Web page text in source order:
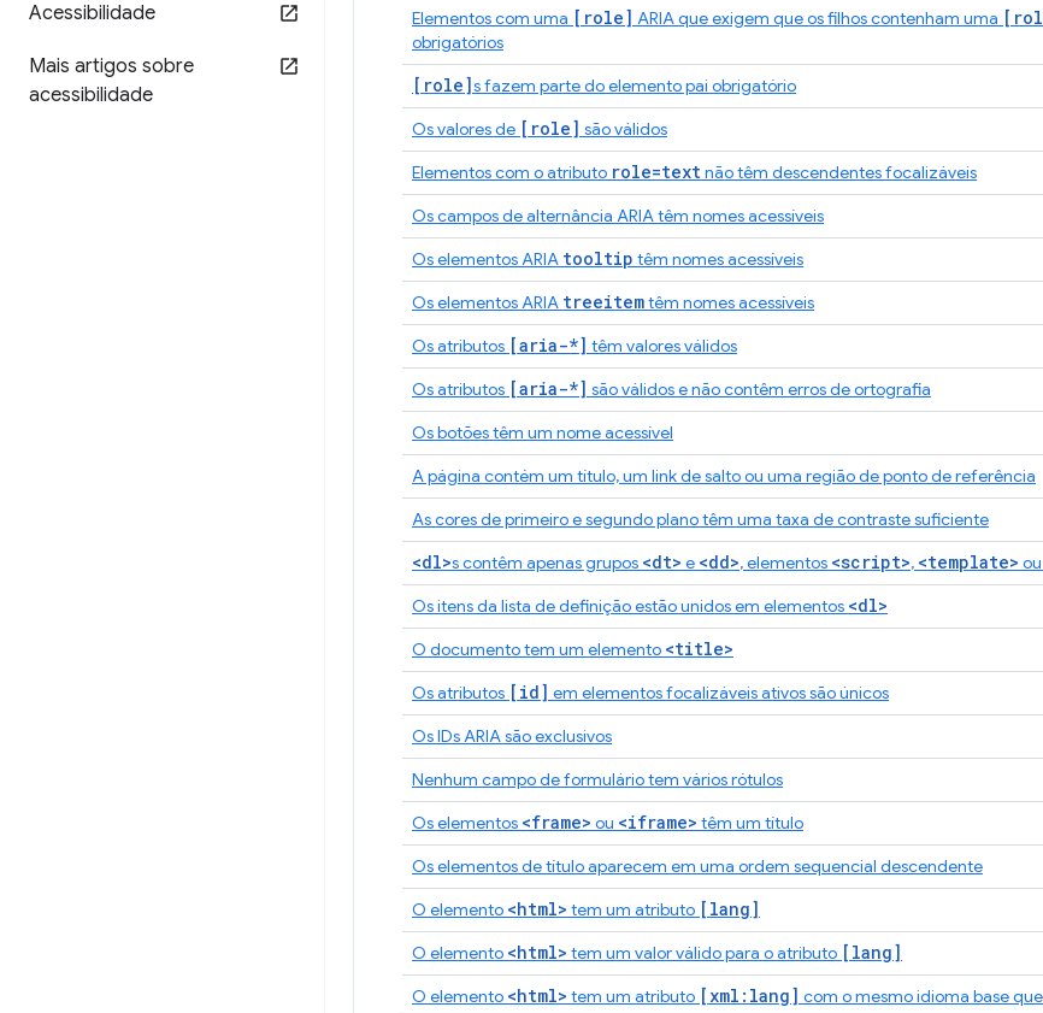
Acessibilidade
Mais artigos sobre
acessibilidade
Elementos com uma [role] ARIA que exigem que os filhos contenham uma
obrigatórios
[role]s fazem parte do elemento pai obrigatório
Os valores de [role] são válidos
Elementos com o atributo role=textnão têm descendentes focalizáveis
Os campos de alternância ARIA têm nomes acessíveis
Os elementos ARIA tooltip têm nomes acessíveis
Os elementos ARIA treeitemtêm nomes acessíveis
Os atributos [aria-*] têm valores válidos
Os atributos [aria-*] são válidos e não contêm erros de ortografia
Os botões têm um nome acessível
A página contém um título, um link de salto ou uma região de ponto de referência
As cores de primeiro e segundo plano têm uma taxa de contraste suficiente
<dl>s contêm apenas grupos <dt> e <dd>, elementos <script>, <template> ou
Os itens da lista de definição estão unidos em elementos <dl>
O documento tem um elemento <title>
Os atributos [id] em elementos focalizáveis ativos são únicos
Os IDs ARIA são exclusivos
Nenhum campo de formulário tem vários rótulos
Os elementos <frame> ou <iframe> têm um título
Os elementos de título aparecem em uma ordem sequencial descendente
O elemento <html> tem um atributo [lang]
O elemento <html> tem um valor válido para o atributo [lang]
O elemento <html> tem um atributo [xml:lang] com o mesmo idioma base